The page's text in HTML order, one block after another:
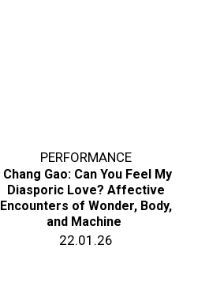
PERFORMANCE
Chang Gao: Can You Feel My
Diasporic Love? Affective
Encounters of Wonder, Body,
and Machine
22.01.26